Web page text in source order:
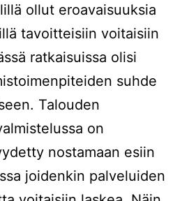
ollut eroavaisuuksia
tavoitteisiin voitaisiin
ratkaisuissa olisi
suhde
Talouden
on
nostamaan esiin
joidenkin palveluiden